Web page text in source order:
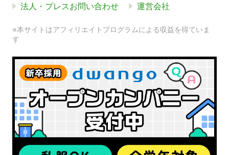
法人・プレスお問い合わせ 運営会社
※本サイトはアフィリエイトプログラムによる収益を得ていま
す